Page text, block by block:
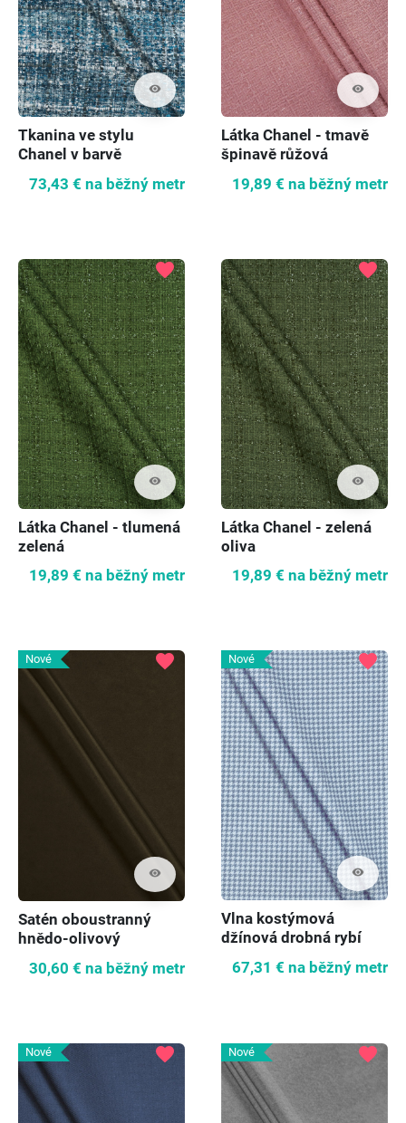
visibility
Tkanina ve stylu
Chanel v barvě
73,43 € na běžný metr
visibility
Látka Chanel - tmavě
špinavě růžová
19,89 € na běžný metr
visibility
favorite
Látka Chanel - tlumená
zelená
19,89 € na běžný metr
visibility
favorite
Látka Chanel - zelená
oliva
19,89 € na běžný metr
Nové
visibility
favorite
Satén oboustranný
hnědo-olivový
30,60 € na běžný metr
Nové
visibility
favorite
Vlna kostýmová
džínová drobná rybí
67,31 € na běžný metr
Nové favorite Nové favorite